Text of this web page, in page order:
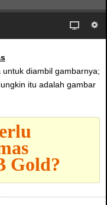
diambil gambarnya;
itu adalah gambar
Gold?